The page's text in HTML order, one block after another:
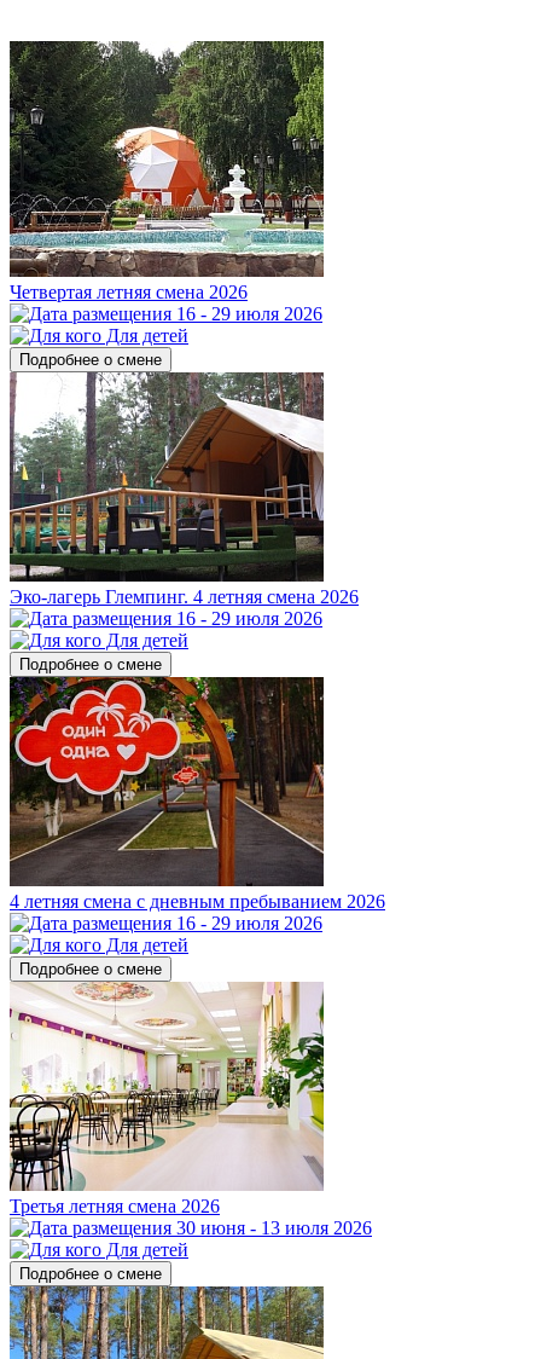
Четвертая летняя смена 2026
16 - 29 июля 2026
Для детей
Подробнее о смене
Эко-лагерь Глемпинг. 4 летняя смена 2026
16 - 29 июля 2026
Для детей
Подробнее о смене
4 летняя смена с дневным пребыванием 2026
16 - 29 июля 2026
Для детей
Подробнее о смене
Третья летняя смена 2026
30 июня - 13 июля 2026
Для детей
Подробнее о смене